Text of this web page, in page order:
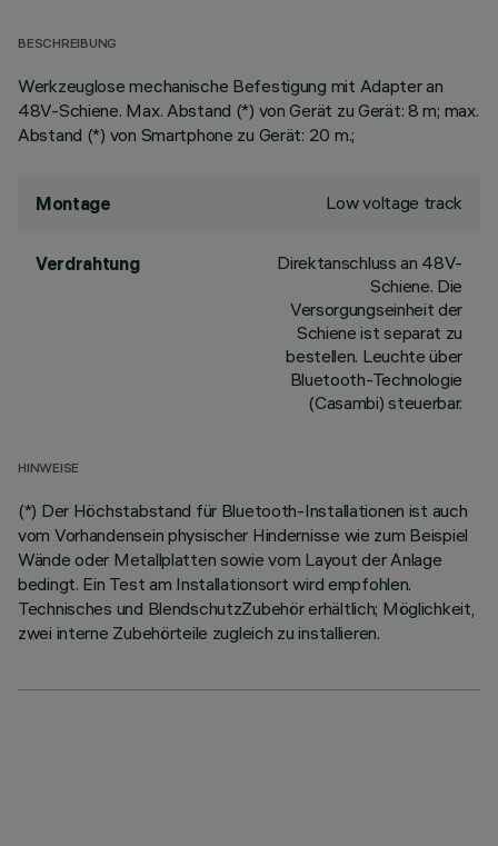
BESCHREIBUNG
Werkzeuglose mechanische Befestigung mit Adapter an
48V-Schiene. Max. Abstand (*) von Gerät zu Gerät: 8 m; max.
Abstand (*) von Smartphone zu Gerät: 20 m.;
Montage Low voltage track
Verdrahtung
Direktanschluss an 48V-
Schiene. Die
Versorgungseinheit der
Schiene ist separat zu
bestellen. Leuchte über
Bluetooth-Technologie
(Casambi) steuerbar.
HINWEISE
(*) Der Höchstabstand für Bluetooth-Installationen ist auch
vom Vorhandensein physischer Hindernisse wie zum Beispiel
Wände oder Metallplatten sowie vom Layout der Anlage
bedingt. Ein Test am Installationsort wird empfohlen.
Technisches und BlendschutzZubehör erhältlich; Möglichkeit,
zwei interne Zubehörteile zugleich zu installieren.